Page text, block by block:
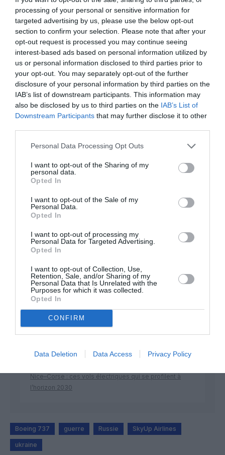
processing of your personal or sensitive information for
targeted advertising by us, please use the below opt-out
section to confirm your selection. Please note that after your
opt-out request is processed you may continue seeing
interest-based ads based on personal information utilized by
us or personal information disclosed to third parties prior to
your opt-out. You may separately opt-out of the further
disclosure of your personal information by third parties on the
IAB’s list of downstream participants. This information may
also be disclosed by us to third parties on the IAB’s List of
Downstream Participants that may further disclose it to other
Personal Data Processing Opt Outs
I want to opt-out of the Sharing of my
personal data.
Opted In
I want to opt-out of the Sale of my
Personal Data.
Opted In
I want to opt-out of processing my
Personal Data for Targeted Advertising.
Opted In
I want to opt-out of Collection, Use,
Retention, Sale, and/or Sharing of my
Personal Data that Is Unrelated with the
Purposes for which it was collected.
Opted In
CONFIRM
Data Deletion Data Access Privacy Policy
RÉPONDRE
LAISSER UN COMMENTAIRE
FAIRE UN DON
Appel aux lecteurs !
Soutenez Air Journal participezà son
développement !
DERNIERS COMMENTAIRES
Mathématiques
19 h 23 sans escale : le Boeing 777F de National
Airlines relie l’Écosse à l’Australie
Nice–Corse : ces vols électriques qui se profilent à
l’horizon 2030
Boeing 737 guerre Russie SkyUp Airlines
ukraine